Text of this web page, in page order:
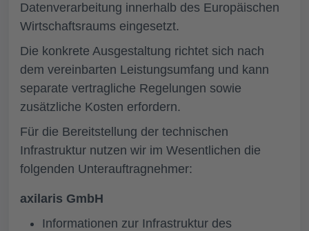
Datenverarbeitung innerhalb des Europäischen
Wirtschaftsraums eingesetzt.
Die konkrete Ausgestaltung richtet sich nach
dem vereinbarten Leistungsumfang und kann
separate vertragliche Regelungen sowie
zusätzliche Kosten erfordern.
Für die Bereitstellung der technischen
Infrastruktur nutzen wir im Wesentlichen die
folgenden Unterauftragnehmer:
axilaris GmbH
Informationen zur Infrastruktur des